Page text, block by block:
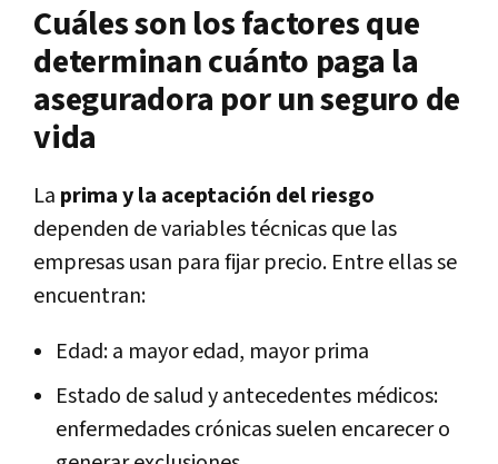
Cuáles son los factores que
determinan cuánto paga la
aseguradora por un seguro de
vida
La prima y la aceptación del riesgo
dependen de variables técnicas que las
empresas usan para fijar precio. Entre ellas se
encuentran:
Edad: a mayor edad, mayor prima
Estado de salud y antecedentes médicos:
enfermedades crónicas suelen encarecer o